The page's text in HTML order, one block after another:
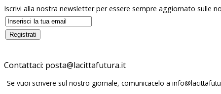
Iscrivi alla nostra newsletter per essere sempre aggiornato sulle
Contattaci: posta@lacittafutura.it
Se vuoi scrivere sul nostro giornale, comunicacelo a